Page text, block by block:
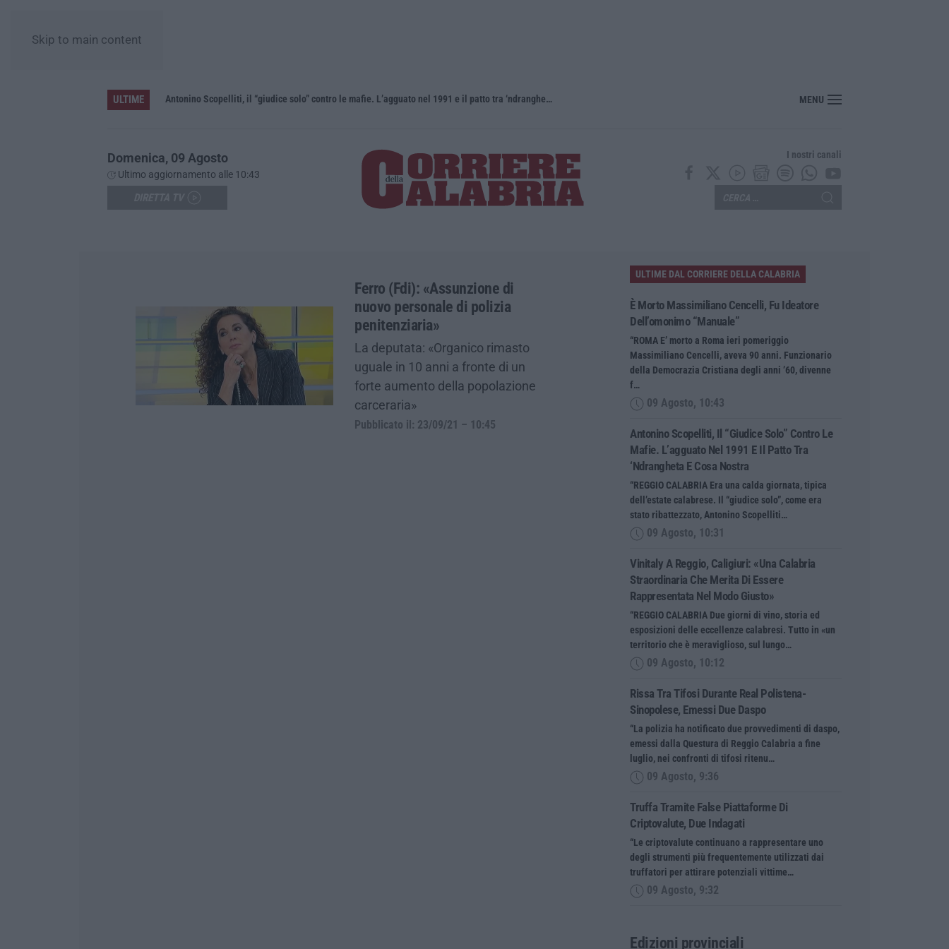
Skip to main content
ULTIME Antonino Scopelliti, il “giudice solo” contro le mafie. L’agguato nel 1991 e il patto tra ‘ndrangheta e Cosa nostra MENU
Domenica, 09 Agosto
Ultimo aggiornamento alle 10:43
I nostri canali
Ferro (Fdi): «Assunzione di
nuovo personale di polizia
penitenziaria»
La deputata: «Organico rimasto
uguale in 10 anni a fronte di un
forte aumento della popolazione
carceraria»
Pubblicato il: 23/09/21 – 10:45
ULTIME DAL CORRIERE DELLA CALABRIA
È Morto Massimiliano Cencelli, Fu Ideatore
Dell’omonimo “manuale”
“ROMA E’ morto a Roma ieri pomeriggio
Massimiliano Cencelli, aveva 90 anni. Funzionario
della Democrazia Cristiana degli anni ’60, divenne
f…
09 Agosto, 10:43
Antonino Scopelliti, Il “giudice Solo” Contro Le
Mafie. L’agguato Nel 1991 E Il Patto Tra
‘ndrangheta E Cosa Nostra
“REGGIO CALABRIA Era una calda giornata, tipica
dell’estate calabrese. Il “giudice solo”, come era
stato ribattezzato, Antonino Scopelliti…
09 Agosto, 10:31
Vinitaly A Reggio, Caligiuri: «Una Calabria
Straordinaria Che Merita Di Essere
Rappresentata Nel Modo Giusto»
“REGGIO CALABRIA Due giorni di vino, storia ed
esposizioni delle eccellenze calabresi. Tutto in «un
territorio che è meraviglioso, sul lungo…
09 Agosto, 10:12
Rissa Tra Tifosi Durante Real Polistena-
Sinopolese, Emessi Due Daspo
“La polizia ha notificato due provvedimenti di daspo,
emessi dalla Questura di Reggio Calabria a fine
luglio, nei confronti di tifosi ritenu…
09 Agosto, 9:36
Truffa Tramite False Piattaforme Di
Criptovalute, Due Indagati
“Le criptovalute continuano a rappresentare uno
degli strumenti più frequentemente utilizzati dai
truffatori per attirare potenziali vittime…
09 Agosto, 9:32
Edizioni provinciali